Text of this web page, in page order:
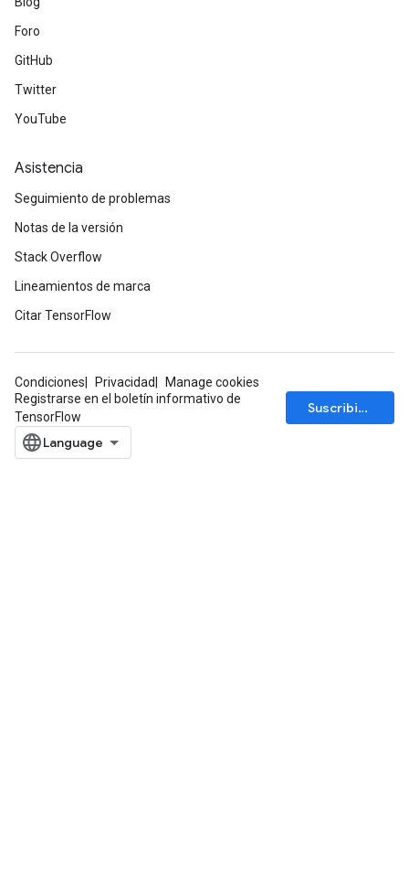
Foro
GitHub
Twitter
YouTube
Asistencia
Seguimiento de problemas
Notas de la versión
Stack Overflow
Lineamientos de marca
Citar TensorFlow
Condiciones Privacidad
Manage cookies
Registrarse en el boletín informativo de
TensorFlow
Suscribirse